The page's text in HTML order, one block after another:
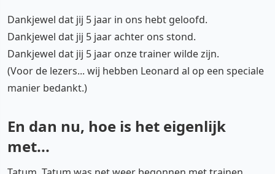
Dankjewel dat jij 5 jaar in ons hebt geloofd.
Dankjewel dat jij 5 jaar achter ons stond.
Dankjewel dat jij 5 jaar onze trainer wilde zijn.
(Voor de lezers... wij hebben Leonard al op een speciale
manier bedankt.)
En dan nu, hoe is het eigenlijk
met...